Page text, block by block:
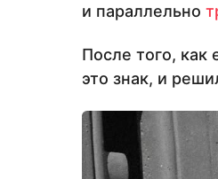
и параллельно
После того, как
это знак, и